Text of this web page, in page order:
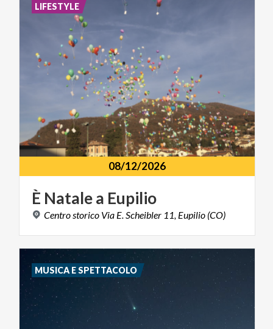
08/12/2026
È Natalea Eupilio
Centrostorico Via E.Scheibler 11, Eupilio (CO)
LIFESTYLE
MUSICA E SPETTACOLO